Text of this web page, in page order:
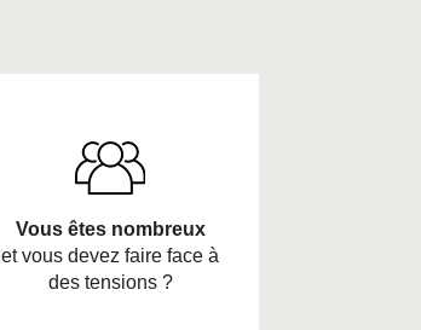
Vous êtes nombreux
et vous devez faire face à
des tensions ?